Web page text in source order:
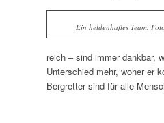
Ein heldenhaftes Team.
reich – sind immer dankbar,
Unterschied mehr, woher er
Bergretter sind für alle